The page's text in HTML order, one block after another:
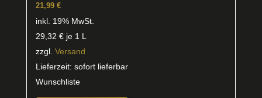
21,99 €
inkl. 19% MwSt.
29,32 €je 1 L
zzgl. Versand
Lieferzeit: sofort lieferbar
Wunschliste